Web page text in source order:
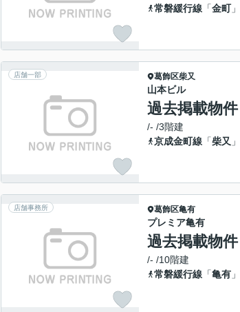
常磐緩行線 「金町
店舗一部 葛飾区柴又
山本ビル
過去掲載物件
/- /3階建
京成金町線 「柴又
店舗事務所 葛飾区亀有
プレミア亀有
過去掲載物件
/- /10階建
常磐緩行線 「亀有